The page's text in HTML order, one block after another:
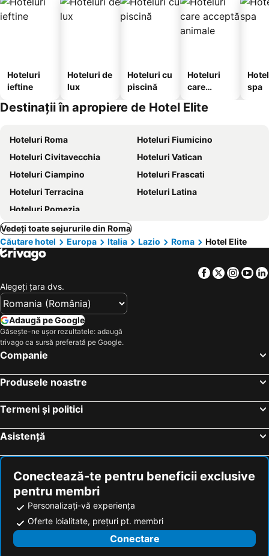
Hoteluri
ieftine
Hoteluri de
lux
Hoteluri cu
piscină
Hoteluri
care
animale
spa
Destinații în apropiere de Hotel Elite
Hoteluri Roma
Hoteluri Fiumicino
Hoteluri Civitavecchia
Hoteluri Vatican
Hoteluri Ciampino
Hoteluri Frascati
Hoteluri Terracina
Hoteluri Latina
Hoteluri Pomezia
Vedeți toate sejururile din Roma
Căutare hotel
Europa Italia Lazio Roma Hotel Elite
Facebook
Twitter
Alegeţi ţara dvs.
Adaugă pe Google
Găsește-ne ușor rezultatele: adaugă
trivago ca sursă preferată pe Google.
Companie
Produsele noastre
Termeni și politici
Asistență
Conectează-te pentru beneficii exclusive
pentru membri
Personalizați-vă experiența
Oferte loialitate, prețuri pt. membri
Conectare